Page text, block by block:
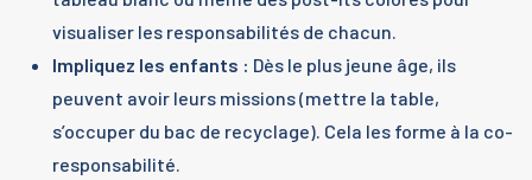
visualiser les responsabilités de chacun.
Impliquez les enfants : Dès le plus jeune âge, ils
peuvent avoir leurs missions (mettre la table,
s’occuper du bac de recyclage). Cela les forme à la co-
responsabilité.